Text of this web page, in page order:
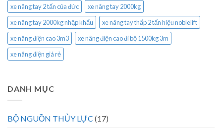
xe nâng tay 2 tấn của đức
xe nâng tay 2000kg
xe nâng tay 2000kg nhập khẩu
xe nâng tay thấp 2 tấn hiệu noblelift
xe nâng điện cao 3m3
xe nâng điện cao đi bộ 1500kg 3m
xe nâng điện giá rẻ
DANH MỤC
BỘ NGUỒN THỦY LỰC (17)